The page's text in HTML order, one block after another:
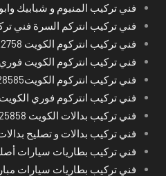
فني تركيب المنيوم و شبابيك
فني تركيب انتركم السرة فني
فني تركيب انتركوم الكويت 69622758 فوري
فني تركيب انتركوم الكويت فوري
فني تركيب انتركوم الكويت66428585
فني تركيب انتركوم فوري الكويت
فني تركيب بدالات الكويت 66425858
فني تركيب بدالات و تصليح
فني تركيب بطاريات سيارات
فني تركيب بطاريات سيارات